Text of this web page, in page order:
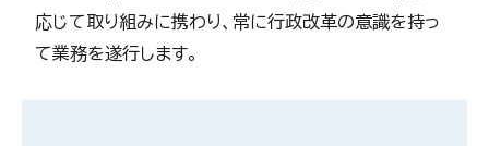
応じて取り組みに携わり、常に行政改革の意識を持っ
て業務を遂行します。